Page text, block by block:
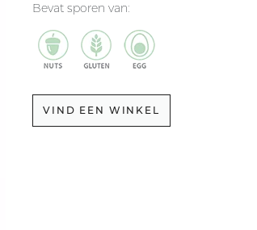
Bevat sporen van:
VIND EEN WINKEL